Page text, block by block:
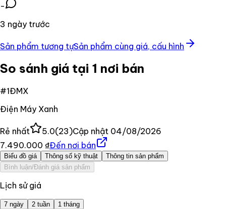
-
3 ngày trước
Sản phẩm tương tựSản phẩm cùng giá, cấu hình
So sánh giá tại 1 nơi bán
#1ĐMX
Điện Máy Xanh
Rẻ nhất 5.0(23)Cập nhật 04/08/2026
7.490.000 ₫Đến nơi bán
Biểu đồ giá Thông số kỹ thuật
Thông tin sản phẩm
Bình luận/Đánh giá sản phẩm
Lịch sử giá
7 ngày 2 tuần 1 tháng